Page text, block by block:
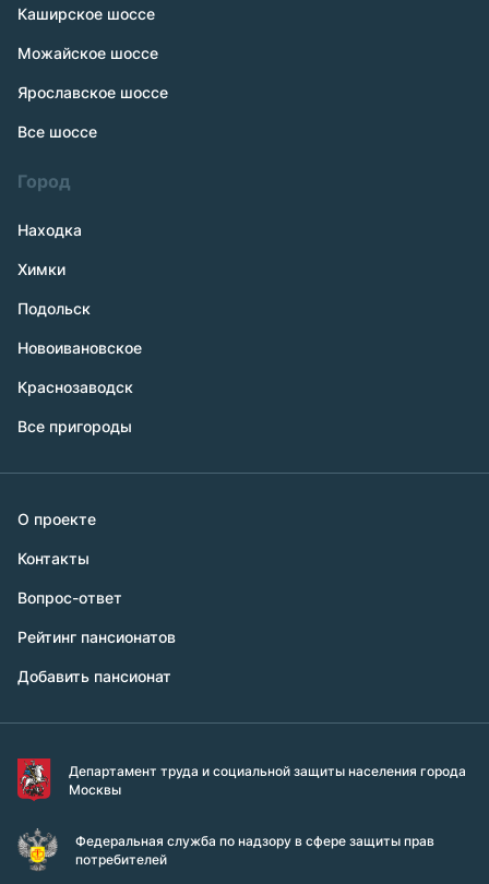
Каширское шоссе
Можайское шоссе
Ярославское шоссе
Все шоссе
Город
Находка
Химки
Подольск
Новоивановское
Краснозаводск
Все пригороды
О проекте
Контакты
Вопрос-ответ
Рейтинг пансионатов
Добавить пансионат
Департамент труда и социальной защиты населения города
Москвы
Федеральная служба по надзору в сфере защиты прав
потребителей